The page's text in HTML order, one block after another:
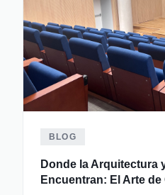
BLOG
Donde la Arquitectura
Encuentran: El Arte